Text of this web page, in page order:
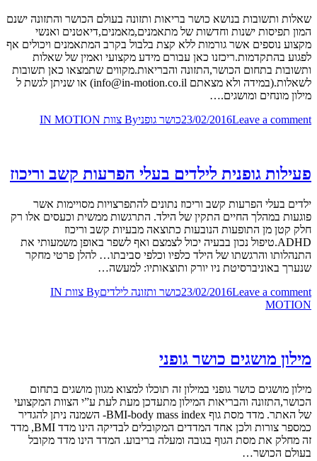
שאלות ותשובות בנושא כושר בריאות ותזונה בעולם הכושר והתזונה ישנם
המון תפיסות ישנות וחדשות של מתאמנים,מאמנים,דיאטנים ואנשי
מקצוע נוספים אשר גורמות ללא קצת בלבול בקרב המתאמנים ויכולים אף
לפגוע בהתקדמות.ריכזנו כאן עבורם מידע מקצועי ואמין של שאלות
ותשובות בתחום הכושר,התזונה והבריאות.מקווים שתמצאו כאן תשובות
לשאלות.(במידה ולא מצאתם info@in-motion.co.il) או שניתן לגשת ל
מילון מונחים ומושגים.…
23/02/2016Leave a comment כושר גופניBy צוות IN MOTION
פעילות גופנית לילדים בעלי הפרעות קשב וריכוז
ילדים בעלי הפרעות קשב וריכוז נתונים להתפרצויות מסויימות אשר
פוגעות במהלך החיים התקין של הילד. התרגשות ממשית וכעסים אלו רק
חלק קטן מן התופעות הנובעות כתוצאה מבעיות קשב וריכוז
ADHD.טיפול נכון בבעיה יכול לצמצם ואף לשפר באופן משמעותי את
התנהלותו והרגשתו של הילד כלפיו וכלפי סביבתו… להלן פרטי מחקר
שנערך באוניברסיטת ניו יורק ותוצאותיו: למעשה…
23/02/2016Leave a comment כושר ותזונה לילדיםBy
צוות IN
MOTION
מילון מושגים כושר גופני
מילון מושגים כושר גופני במילון זה תוכלו למצוא מגוון מושגים בתחום
הכושר,התזונה והבריאות המילון מתעדכן מעת לעת ע”י הצוות המקצועי
של האתר. מדד מסת גוף BMI-body mass index- השמנה ניתן להגדיר
כמספר צורות ולכן אחד המדדים המקובלים לבדיקה הינו מדד BMI, מדד
זה מחלק את מסת הגוף בגובה ומעלה בריבוע. המדד הינו מדד מקובל
בעולם הכושר…